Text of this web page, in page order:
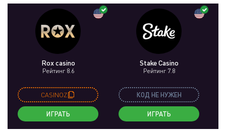
Rox casino
Рейтинг 8.6
CASINOZ
ИГРАТЬ
Stake Casino
Рейтинг 7.8
КОД НЕ НУЖЕН
ИГРАТЬ